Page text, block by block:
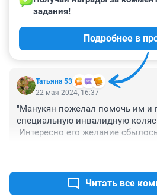
Гость
Всех собрали, тех, которые не
Татьяна 53
задания!
Подробнее в
22 мая 2024, 16:37
"Манукян пожелал помочь им и
специальную инвалидную
Интересно его желание
Читать все